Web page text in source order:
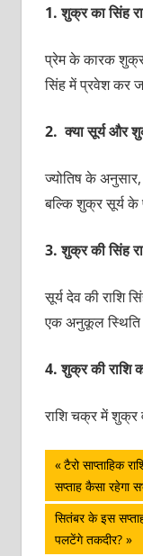
1.शुक्र का सिंह
प्रेम के कारक शुक्र
सिंह में प्रवेश कर
2. क्या सूर्य और
ज्योतिष के
बल्कि शुक्र सूर्य के
3.शुक्र की सिंह
सूर्य देव की राशि
एक अनुकूल स्थिति
4.शुक्र की राशि
राशि चक्र में शुक्र
पोस्ट
नेविगेशन
Previous
Post:
टैरो साप्ताहिक
सप्ताह कैसा रहेगा
Next
Post:
सितंबर के इस
पलटेंगे तकदीर?